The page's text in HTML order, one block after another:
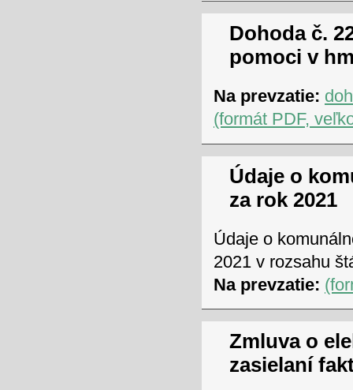
Dohoda č.
pomoci v
Na prevzatie:
(formát PDF,
Údaje o
za rok 2021
Údaje o
2021 v rozsahu
Na prevzatie:
Zmluva o
zasielaní